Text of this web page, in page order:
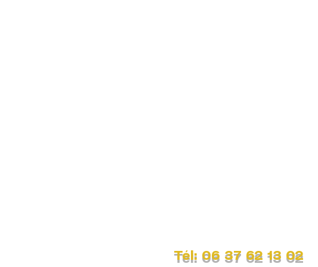
Tél: 06 37 62 13 02